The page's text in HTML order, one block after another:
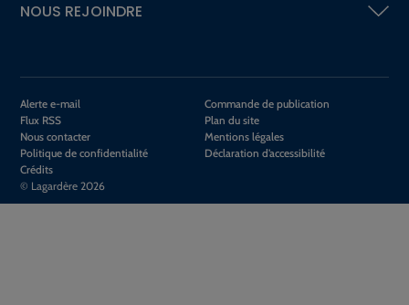
NOUS REJOINDRE
Alerte e-mail
Commande de publication
Flux RSS
Plan du site
Nous contacter
Mentions légales
Politique de confidentialité
Déclaration d’accessibilité
Crédits
© Lagardère 2026